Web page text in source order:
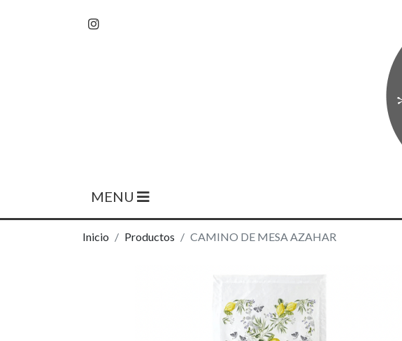
MENU
Inicio Productos CAMINO DE MESA AZAHAR